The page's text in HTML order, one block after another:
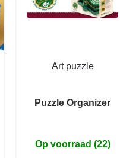
Art puzzle
Puzzle Organizer
Op voorraad (22)